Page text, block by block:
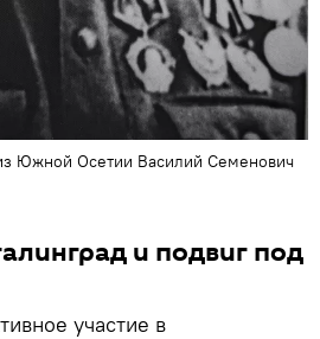
Южной Осетии Василий Семенович
и подвиг под
участие в